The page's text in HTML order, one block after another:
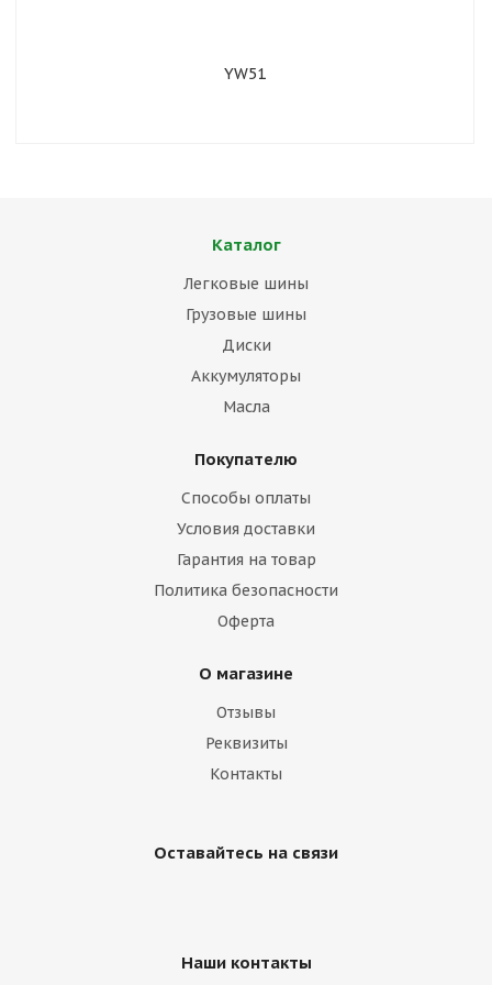
YW51
Каталог
Легковые шины
Грузовые шины
Диски
Аккумуляторы
Масла
Покупателю
Способы оплаты
Условия доставки
Гарантия на товар
Политика безопасности
Оферта
О магазине
Отзывы
Реквизиты
Контакты
Оставайтесь на связи
Наши контакты